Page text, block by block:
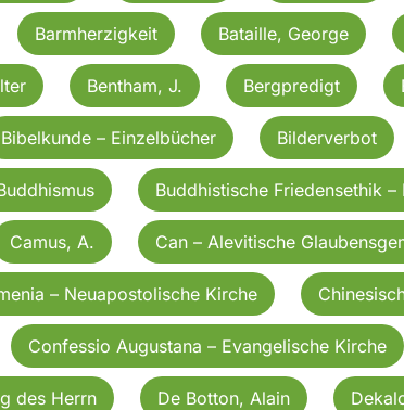
Barmherzigkeit Bataille, George
Bentham, J. Bergpredigt
Bibelkunde – Einzelbücher Bilderverbot
Buddhistische Friedensethik
Camus, A. Can – Alevitische
– Neuapostolische Kirche
Confessio Augustana – Evangelische Kirche
des Herrn De Botton, Alain